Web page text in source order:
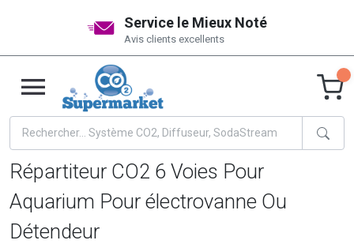
Service le Mieux Noté
Avis clients excellents
Répartiteur CO2 6 Voies Pour
Aquarium Pour électrovanne Ou
Détendeur